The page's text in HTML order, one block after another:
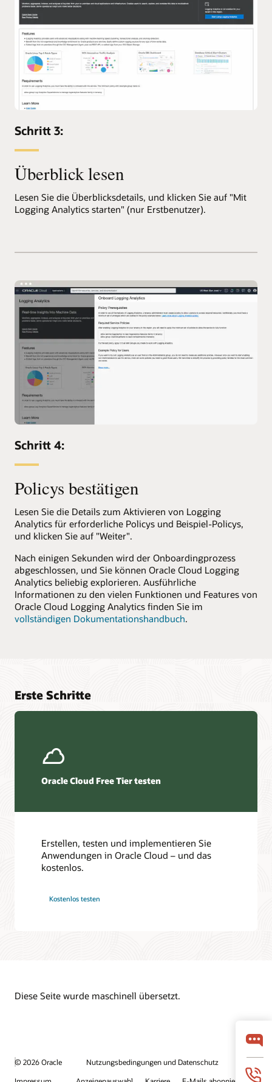
Schritt 3:
Überblick lesen
Lesen Sie die Überblicksdetails, und klicken Sie auf "Mit
Logging Analytics starten" (nur Erstbenutzer).
Schritt 4:
Policys bestätigen
Lesen Sie die Details zum Aktivieren von Logging
Analytics für erforderliche Policys und Beispiel-Policys,
und klicken Sie auf "Weiter".
Nach einigen Sekunden wird der Onboardingprozess
abgeschlossen, und Sie können Oracle Cloud Logging
Analytics beliebig explorieren. Ausführliche
Informationen zu den vielen Funktionen und Features von
Oracle Cloud Logging Analytics finden Sie im
vollständigen Dokumentationshandbuch.
Erste Schritte
Oracle Cloud Free Tier testen
Erstellen, testen und implementieren Sie
Anwendungen in Oracle Cloud – und das
kostenlos.
Kostenlos testen
Diese Seite wurde maschinell übersetzt.
© 2026 Oracle
Nutzungsbedingungen und Datenschutz